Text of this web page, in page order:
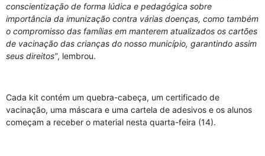
conscientização de forma lúdica e pedagógica sobre
importância da imunização contra várias doenças, como também
o compromisso das famílias em manterem atualizados os cartões
de vacinação das crianças do nosso município, garantindo assim
seus direitos”, lembrou.
Cada kit contém um quebra-cabeça, um certificado de
vacinação, uma máscara e uma cartela de adesivos e os alunos
começam a receber o material nesta quarta-feira (14).